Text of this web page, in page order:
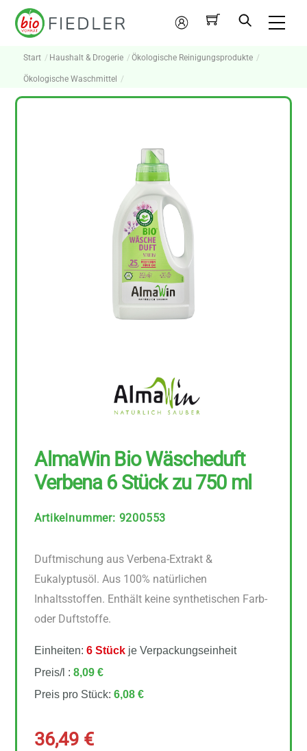
Skip
Mein
Konto
Start Haushalt & Drogerie Ökologische Reinigungsprodukte
Ökologische Waschmittel
AlmaWin Bio Wäscheduft
Verbena 6 Stück zu 750 ml
Artikelnummer: 9200553
Duftmischung aus Verbena-Extrakt &
Eukalyptusöl. Aus 100% natürlichen
Inhaltsstoffen. Enthält keine synthetischen Farb-
oder Duftstoffe.
Einheiten:6 Stück je Verpackungseinheit
Preis/l :8,09 €
Preis pro Stück:6,08 €
36,49 €